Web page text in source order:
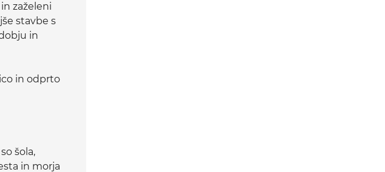
zaželeni
stavbe s
in
in odprto
šola,
in morja